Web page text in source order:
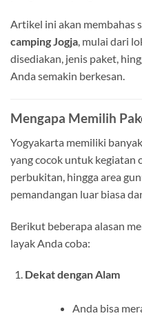
Artikel ini akan membahas
camping Jogja, mulai dari
disediakan, jenis paket,
Anda semakin berkesan.
Mengapa Memilih
Yogyakarta memiliki
yang cocok untuk kegiatan
perbukitan, hingga area
pemandangan luar biasa
Berikut beberapa alasan
layak Anda coba:
Dekat dengan Alam
Anda bisa